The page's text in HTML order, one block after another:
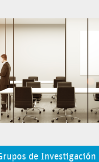
de Investigación